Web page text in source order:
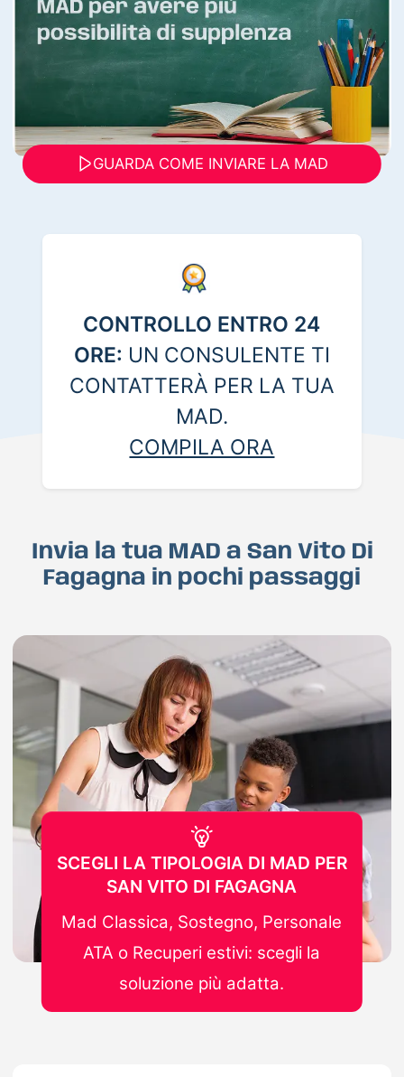
GUARDA COME INVIARE LA MAD
CONTROLLO ENTRO 24
ORE: UN CONSULENTE TI
CONTATTERÀ PER LA TUA
MAD.
COMPILA ORA
Invia la tua MAD a San Vito Di
Fagagna in pochi passaggi
SCEGLI LA TIPOLOGIA DI MAD PER
SAN VITO DI FAGAGNA
Mad Classica, Sostegno, Personale
ATA o Recuperi estivi: scegli la
soluzione più adatta.